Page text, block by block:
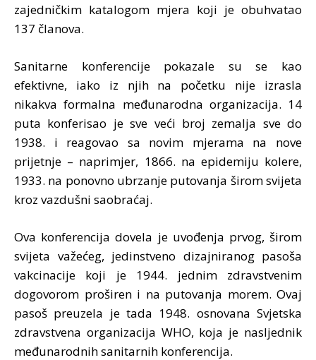
zajedničkim katalogom mjera koji je obuhvatao
137 članova.
Sanitarne konferencije pokazale su se kao
efektivne, iako iz njih na početku nije izrasla
nikakva formalna međunarodna organizacija. 14
puta konferisao je sve veći broj zemalja sve do
1938. i reagovao sa novim mjerama na nove
prijetnje – naprimjer, 1866. na epidemiju kolere,
1933. na ponovno ubrzanje putovanja širom svijeta
kroz vazdušni saobraćaj.
Ova konferencija dovela je uvođenja prvog, širom
svijeta važećeg, jedinstveno dizajniranog pasoša
vakcinacije koji je 1944. jednim zdravstvenim
dogovorom proširen i na putovanja morem. Ovaj
pasoš preuzela je tada 1948. osnovana Svjetska
zdravstvena organizacija WHO, koja je nasljednik
međunarodnih sanitarnih konferencija.